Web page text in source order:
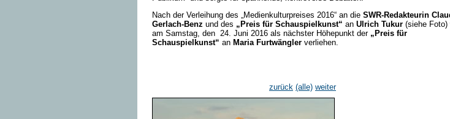
Nach der Verleihung des „Medienkulturpreises 2016“ an die SWR-Redakteurin
Gerlach-Benz und des „Preis für Schauspielkunst“ an Ulrich Tukur (siehe Foto)
am Samstag, den 24. Juni 2016 als nächster Höhepunkt der „Preis für
Schauspielkunst“ an Maria Furtwängler verliehen.
zurück (alle) weiter